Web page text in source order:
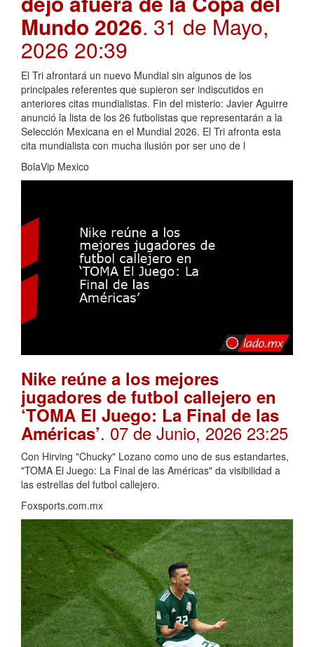
Mundo 2026. 31 de Mayo,
2026 20:39
El Tri afrontará un nuevo Mundial sin algunos de los
principales referentes que supieron ser indiscutidos en
anteriores citas mundialistas. Fin del misterio: Javier Aguirre
anunció la lista de los 26 futbolistas que representarán a la
Selección Mexicana en el Mundial 2026. El Tri afronta esta
cita mundialista con mucha ilusión por ser uno de l
BolaVip Mexico
Nike reúne a los mejores
jugadores de futbol callejero en
‘TOMA El Juego: La Final de las
Américas’. 07 de Junio, 2026 23:25
Con Hirving "Chucky" Lozano como uno de sus estandartes,
"TOMA El Juego: La Final de las Américas" da visibilidad a
las estrellas del futbol callejero.
Foxsports.com.mx